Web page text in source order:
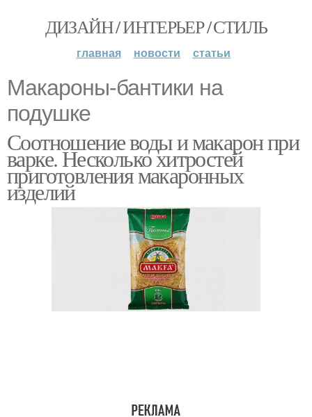
ДИЗАЙН / ИНТЕРЬЕР / СТИЛЬ
главная новости статьи
Макароны-бантики на
подушке
Соотношение воды и макарон при
варке. Несколько хитростей
приготовления макаронных
изделий